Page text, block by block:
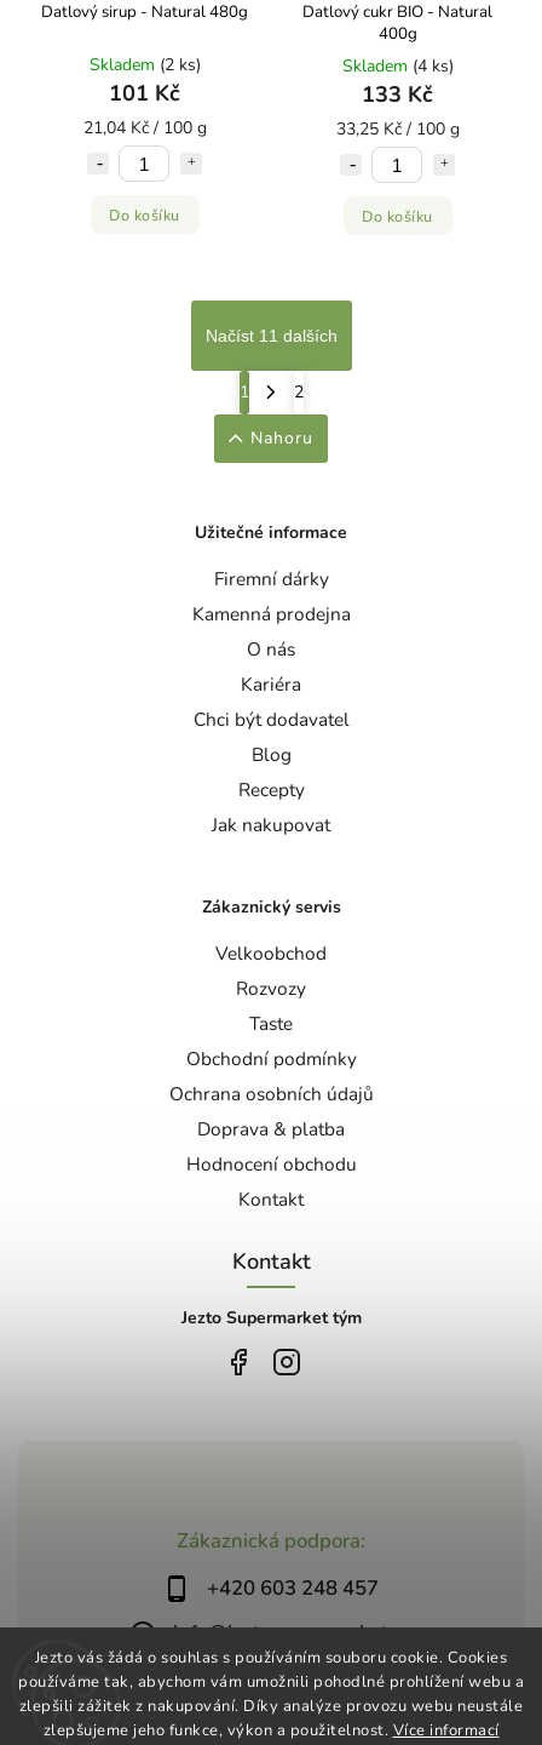
Jezto vás žádá o souhlas s používáním souboru cookie. Cookies
používáme tak, abychom vám umožnili pohodlné prohlížení webu a
zlepšili zážitek z nakupování. Díky analýze provozu webu neustále
zlepšujeme jeho funkce, výkon a použitelnost. Více informací
Datlový sirup - Natural 480g
Skladem (2 ks)
101 Kč
21,04 Kč / 100 g
Do košíku
Datlový cukr BIO - Natural
400g
Skladem (4 ks)
133 Kč
33,25 Kč / 100 g
Do košíku
Načíst 11 dalších
1
2
Nahoru
Zákaznická podpora:
+420 603 248 457
info@jeztosupermarket.cz
Užitečné informace
Firemní dárky
Kamenná prodejna
O nás
Kariéra
Chci být dodavatel
Blog
Recepty
Jak nakupovat
Zákaznický servis
Velkoobchod
Rozvozy
Taste
Obchodní podmínky
Ochrana osobních údajů
Doprava & platba
Hodnocení obchodu
Kontakt
Kontakt
Jezto Supermarket tým